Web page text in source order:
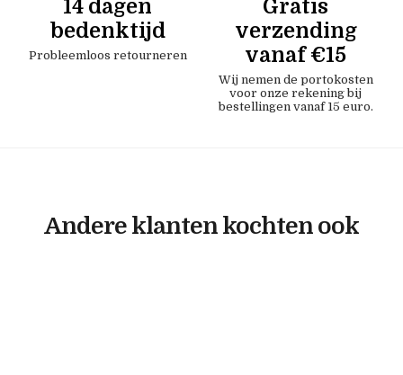
14 dagen
bedenktijd
Probleemloos retourneren
Gratis
verzending
vanaf €15
Wij nemen de portokosten
voor onze rekening bij
bestellingen vanaf 15 euro.
Andere klanten kochten ook